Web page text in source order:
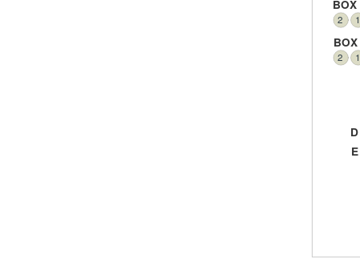
D
E
1
2
BOX
1
2
BOX